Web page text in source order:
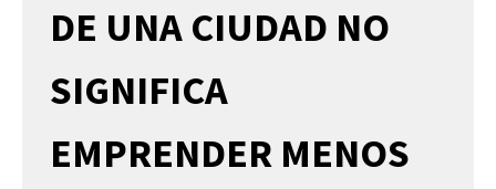
DE UNA CIUDAD NO
SIGNIFICA
EMPRENDER MENOS